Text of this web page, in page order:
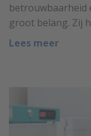
betrouwbaarheid
groot belang. Zij
Lees meer